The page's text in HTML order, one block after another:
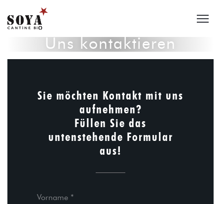
Uns kontaktieren
Sie möchten Kontakt mit uns
aufnehmen?
Füllen Sie das
untenstehende Formular
aus!